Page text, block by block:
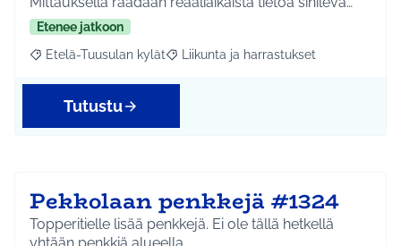
Etenee jatkoon
Rajaa tulokset aihepiirin mukaan: Etelä-Tuusulan kylät
Etelä-Tuusulan kylät Rajaa tulokset teeman mukaan:
Liikunta ja harrastukset
Tutustu
Pekkolaan penkkejä #1324
Topperitielle lisää penkkejä. Ei ole tällä hetkellä